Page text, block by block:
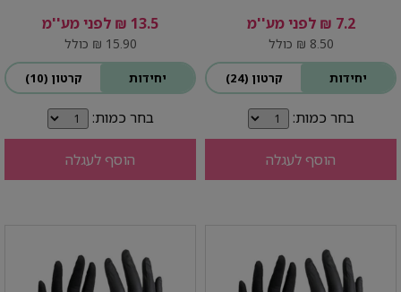
7.2 ₪ לפני מע''מ
8.50 ₪ כולל
יחידות קרטון (24)
בחר כמות:
הוסף לעגלה
13.5 ₪ לפני מע''מ
15.90 ₪ כולל
יחידות קרטון (10)
בחר כמות:
הוסף לעגלה